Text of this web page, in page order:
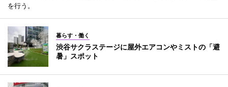
を行う。
暮らす・働く
渋谷サクラステージに屋外エアコンやミストの「避
暑」スポット